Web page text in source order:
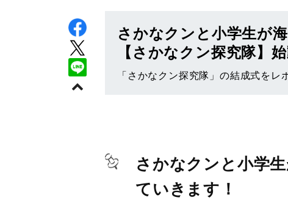
さかなクンと小学生が
【さかなクン探究隊】始
「さかなクン探究隊」の結成式をレ
さかなクンと小学
ていきます！